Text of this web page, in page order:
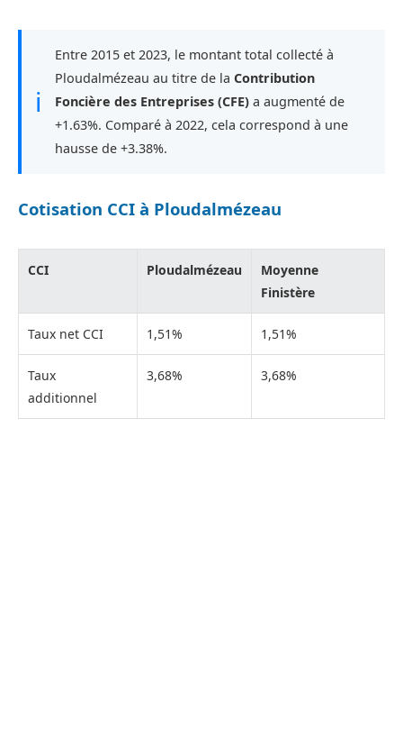
ℹ
Entre 2015 et 2023, le montant total collecté à
Ploudalmézeau au titre de la Contribution
Foncière des Entreprises (CFE) a augmenté de
+1.63%. Comparé à 2022, cela correspond à une
hausse de +3.38%.
Cotisation CCI à Ploudalmézeau
CCI Ploudalmézeau
Moyenne
Finistère
Taux net CCI 1,51% 1,51%
Taux
additionnel
3,68% 3,68%